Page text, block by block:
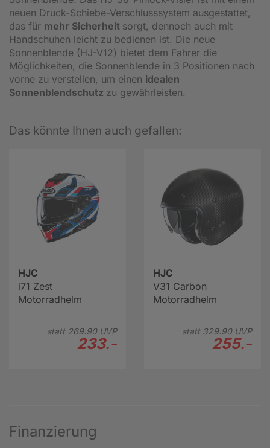
neuen Druck-Schiebe-Verschlusssystem ausgestattet,
das für mehr Sicherheit sorgt, dennoch auch mit
Handschuhen leicht zu bedienen ist. Die neue
Sonnenblende (HJ-V12) bietet dem Fahrer die
Möglichkeiten, die Sonnenblende in 3 Positionen nach
vorne zu verstellen, um einen idealen
Sonnenblendschutz zu gewährleisten.
Das könnte Ihnen auch gefallen:
HJC
i71 Zest
Motorradhelm
statt 269.90UVP
233.-
HJC
V31 Carbon
Motorradhelm
statt 329.90UVP
255.-
Finanzierung